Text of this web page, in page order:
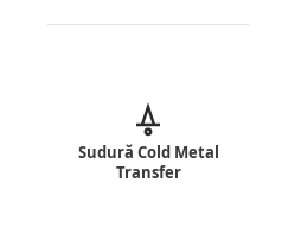
Sudură Cold Metal
Transfer